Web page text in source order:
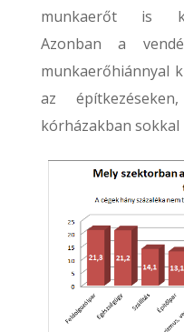
munkaerőt is
Azonban a
munkaerőhiánnyal
az
kórházakban sokkal